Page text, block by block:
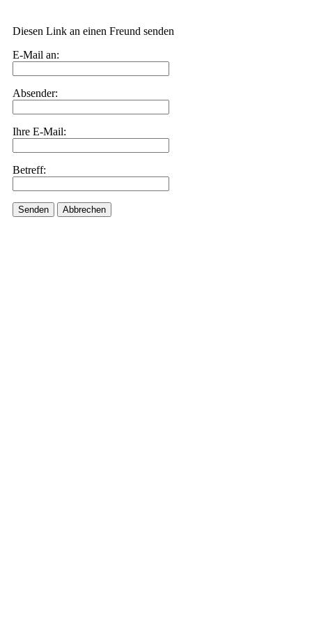
Diesen Link an einen Freund senden
E-Mail an:
Absender:
Ihre E-Mail:
Betreff:
Senden Abbrechen